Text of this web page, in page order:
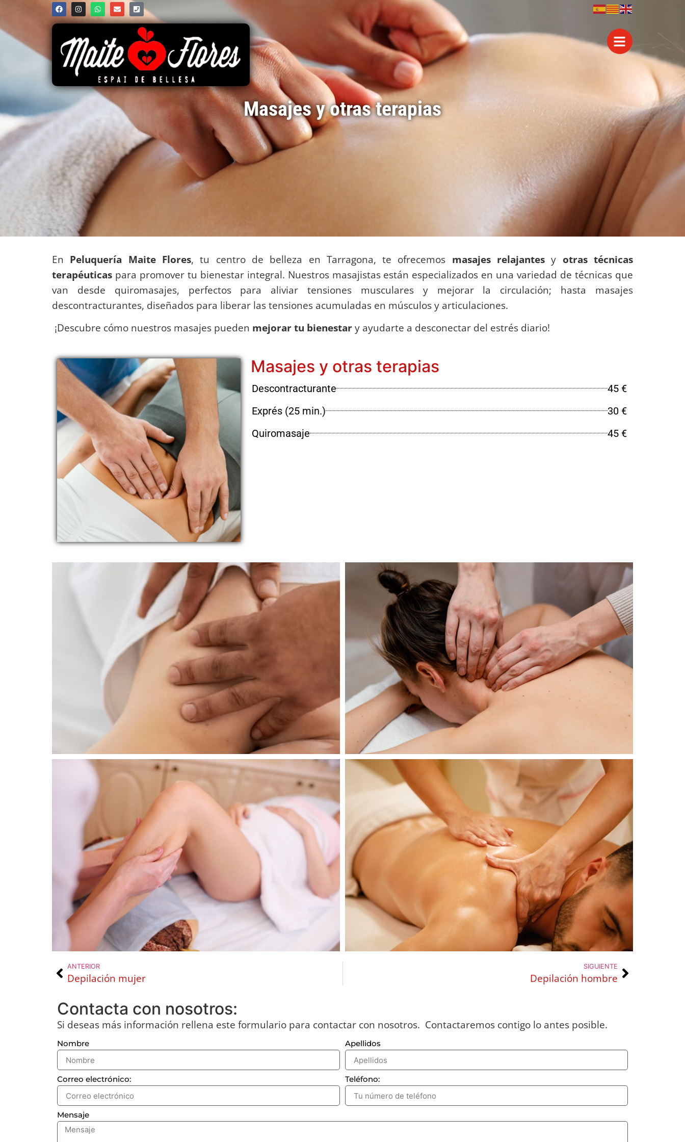
Masajes y otras terapias
En Peluquería Maite Flores, tu centro de belleza en Tarragona, te ofrecemos masajes relajantes y otras técnicas
terapéuticas para promover tu bienestar integral. Nuestros masajistas están especializados en una variedad de técnicas que
van desde quiromasajes, perfectos para aliviar tensiones musculares y mejorar la circulación; hasta masajes
descontracturantes, diseñados para liberar las tensiones acumuladas en músculos y articulaciones.
¡Descubre cómo nuestros masajes pueden mejorar tu bienestary ayudarte a desconectar del estrés diario!
Masajes y otras terapias
Descontracturante
45 €
Exprés (25 min.)
30 €
Quiromasaje
45 €
ANTERIOR
Depilación mujer
SIGUIENTE
Depilación hombre
Contacta con nosotros:
Si deseas más información rellena este formulario para contactar con nosotros. Contactaremos contigo lo antes posible.
Nombre Apellidos
Correo electrónico: Teléfono:
Mensaje